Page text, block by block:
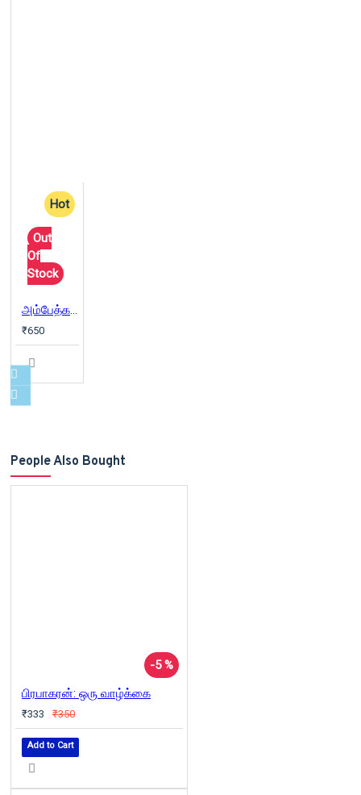
Hot
Out
Of
Stock
அம்பேத்கர் இன்றும் என்றும்
₹650
People Also Bought
-5 %
பிரபாகரன்: ஒரு வாழ்க்கை
₹333 ₹350
Add to Cart